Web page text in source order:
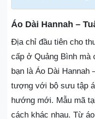
Áo Dài Hannah –
Địa chỉ đầu tiên cho
cấp ở Quảng Bình mà
bạn là Áo Dài Hannah
tượng với bộ sưu tập
hướng mới. Mẫu mã
cách khác nhau. Từ